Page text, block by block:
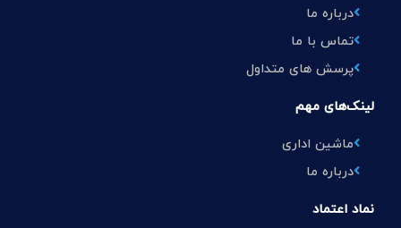
درباره ما
تماس با ما
پرسش های متداول
لینک‌های مهم
ماشین اداری
درباره ما
نماد اعتماد